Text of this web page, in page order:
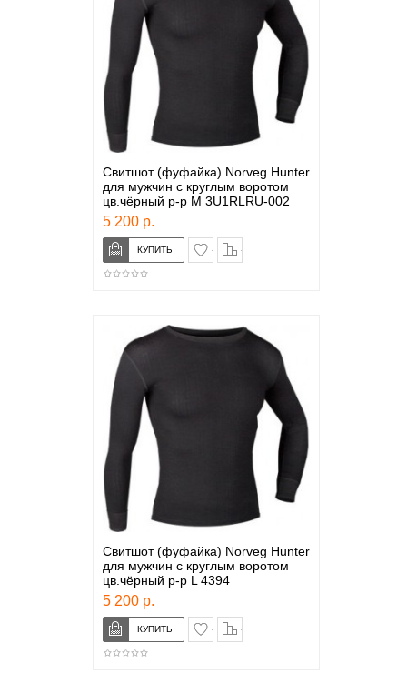
Свитшот (фуфайка) Norveg Hunter
для мужчин с круглым воротом
цв.чёрный р-р M 3U1RLRU-002
5 200 р.
в закладки
Свитшот (фуфайка) Norveg Hunter
для мужчин с круглым воротом
цв.чёрный р-р L 4394
5 200 р.
в закладки